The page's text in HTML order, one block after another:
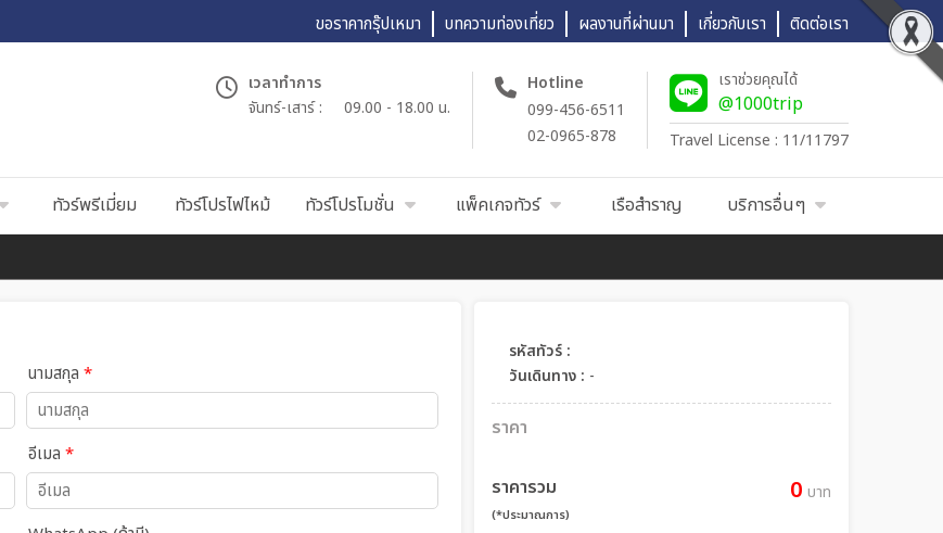
ขอราคากรุ๊ปเหมา บทความท่องเที่ยว ผลงานที่ผ่านมา เกี่ยวกับเรา ติดต่อเรา
เวลาทำการ
จันทร์-เสาร์ :
09.00 - 18.00 น.
Hotline
099-456-6511
02-0965-878
เราช่วยคุณได้
@1000trip
Travel License : 11/11797
ทัวร์พรีเมี่ยม ทัวร์โปรไฟไหม้ ทัวร์โปรโมชั่น แพ็คเกจทัวร์ เรือสำราญ บริการอื่นๆ
นามสกุล *
อีเมล *
รหัสทัวร์ :
วันเดินทาง : -
ราคา
ราคารวม
(*ประมาณการ)
0 บาท